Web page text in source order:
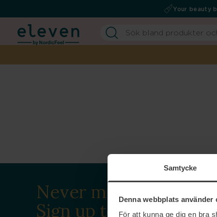
Samtycke
Denna webbplats använder
För att kunna ge dig en bra
Your beauty
Never miss a beat.
Sign up to our